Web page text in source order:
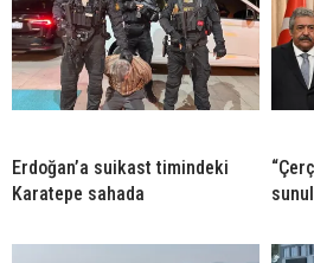
Erdoğan’a suikast timindeki
Karatepe sahada